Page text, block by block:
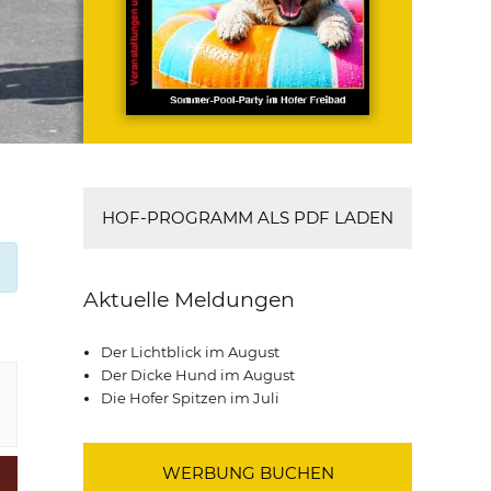
HOF-PROGRAMM ALS PDF LADEN
Aktuelle Meldungen
Der Lichtblick im August
Der Dicke Hund im August
Die Hofer Spitzen im Juli
WERBUNG BUCHEN